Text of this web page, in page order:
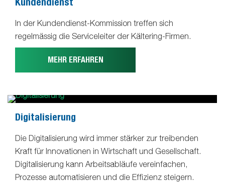
In der Kundendienst-Kommission treffen sich
regelmässig die Serviceleiter der Kältering-Firmen.
MEHR ERFAHREN
Digitalisierung
Die Digitalisierung wird immer stärker zur treibenden
Kraft für Innovationen in Wirtschaft und Gesellschaft.
Digitalisierung kann Arbeitsabläufe vereinfachen,
Prozesse automatisieren und die Effizienz steigern.